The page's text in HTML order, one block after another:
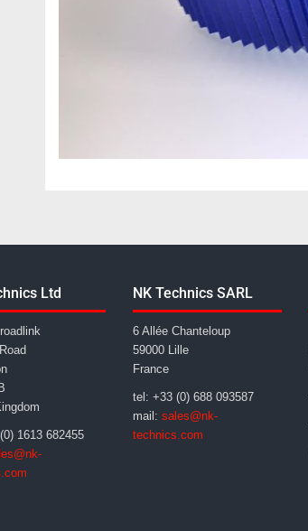
Ltd
1613 682455
NK Technics SARL
6 Allée Chanteloup
59000 Lille
France
tel: +33 (0) 688 093587
mail: sales@nk-
technics.com